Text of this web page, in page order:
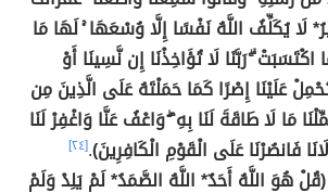
لَا يُكَلِّفُ اللَّهُ نَفْسًا إِلَّا وُسْعَهَا ۚ لَهَا مَا
رَبَّنَا لَا تُؤَاخِذْنَا إِن نَّسِينَا أَوْ
تَحْمِلْ عَلَيْنَا إِصْرًا كَمَا حَمَلْتَهُ عَلَى الَّذِينَ مِن
مَا لَا طَاقَةَ لَنَا بِهِ ۖ وَاعْفُ عَنَّا وَاغْفِرْ لَنَا
فَانصُرْنَا عَلَى الْقَوْمِ الْكَافِرِينَ).[٢٤]
(قُلْ هُوَ اللَّهُ أَحَدٌ* اللَّهُ الصَّمَدُ* لَمْ يَلِدْ وَلَمْ